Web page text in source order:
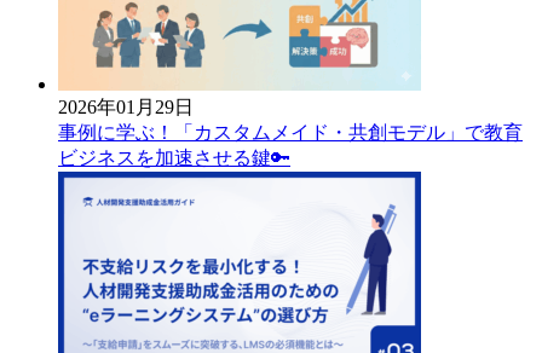
2026年01月29日
事例に学ぶ！「カスタムメイド・共創モデル」で教育
ビジネスを加速させる鍵🔑